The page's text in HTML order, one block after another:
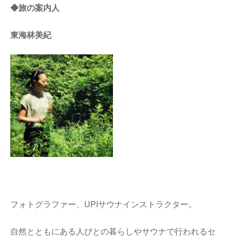
◆旅の案内人
東海林美紀
フォトグラファー、UPIサウナインストラクター。
自然とともにある人びとの暮らしやサウナで行われるセ